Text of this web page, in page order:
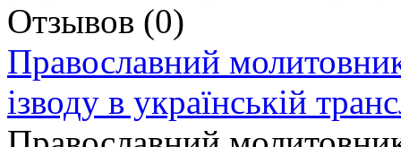
Отзывов (0)
Православний
ізводу в українській